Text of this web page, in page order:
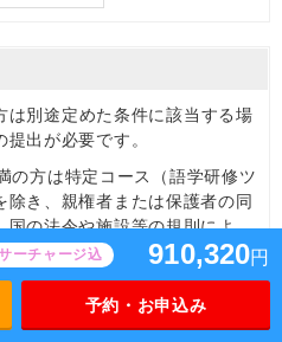
ーチャージ込 910,320円
予約・お申込み
は別途定めた条件に該当する場
出が必要です。
の方は特定コース（語学研修ツ
除き、親権者または保護者の同
国の法令や施設等の規則によ
断りする場合がありますので、
について、性別、年令、資格、